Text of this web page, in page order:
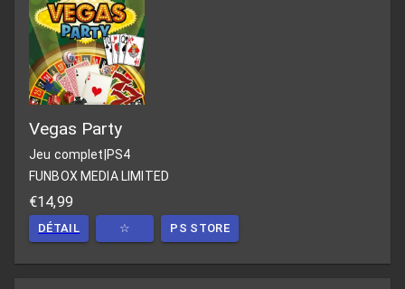
Vegas Party
Jeu complet|PS4
FUNBOX MEDIA LIMITED
€14,99
DÉTAIL ☆ PS STORE